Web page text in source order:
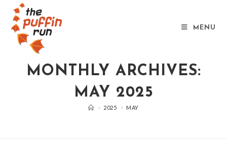
MENU
MONTHLY ARCHIVES:
MAY 2025
> 2025 > MAY